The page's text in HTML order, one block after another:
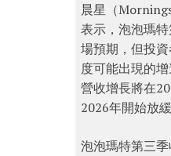
晨星（
表示，泡泡瑪
場預期，但投
度可能出現的
營收增長將在
2026年開始放緩
泡泡瑪特第三